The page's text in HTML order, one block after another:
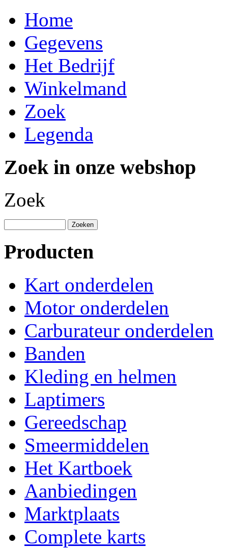
Home
Gegevens
Het Bedrijf
Winkelmand
Zoek
Legenda
Zoek in onze webshop
Zoek
Producten
Kart onderdelen
Motor onderdelen
Carburateur onderdelen
Banden
Kleding en helmen
Laptimers
Gereedschap
Smeermiddelen
Het Kartboek
Aanbiedingen
Marktplaats
Complete karts